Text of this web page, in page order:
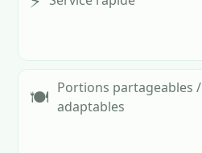
🍽️ Portions partageables /
adaptables